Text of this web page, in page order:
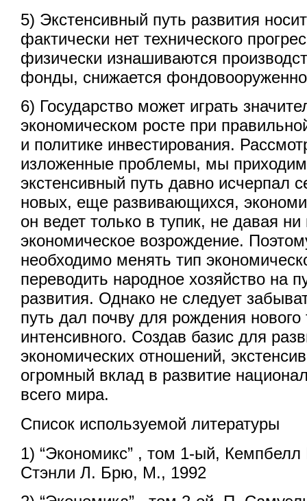
5) Экстенсивный путь развития
фактически нет технического
физически изнашиваются
фонды, снижается
6) Государство может играть
экономическом росте при
и политике инвестирования.
изложенные проблемы, мы приходим
экстенсивный путь давно исчерпал
новых, еще развивающихся,
он ведет только в тупик, не давая
экономическое возрождение.
необходимо менять тип
переводить народное хозяйство на
развития. Однако не следует
путь дал почву для рождения нового
интенсивного. Создав базис для
экономических отношений,
огромный вклад в развитие
всего мира.
Список используемой литературы
1) “Экономикс” , том 1-ый,
Стэнли Л. Брю, М., 1992